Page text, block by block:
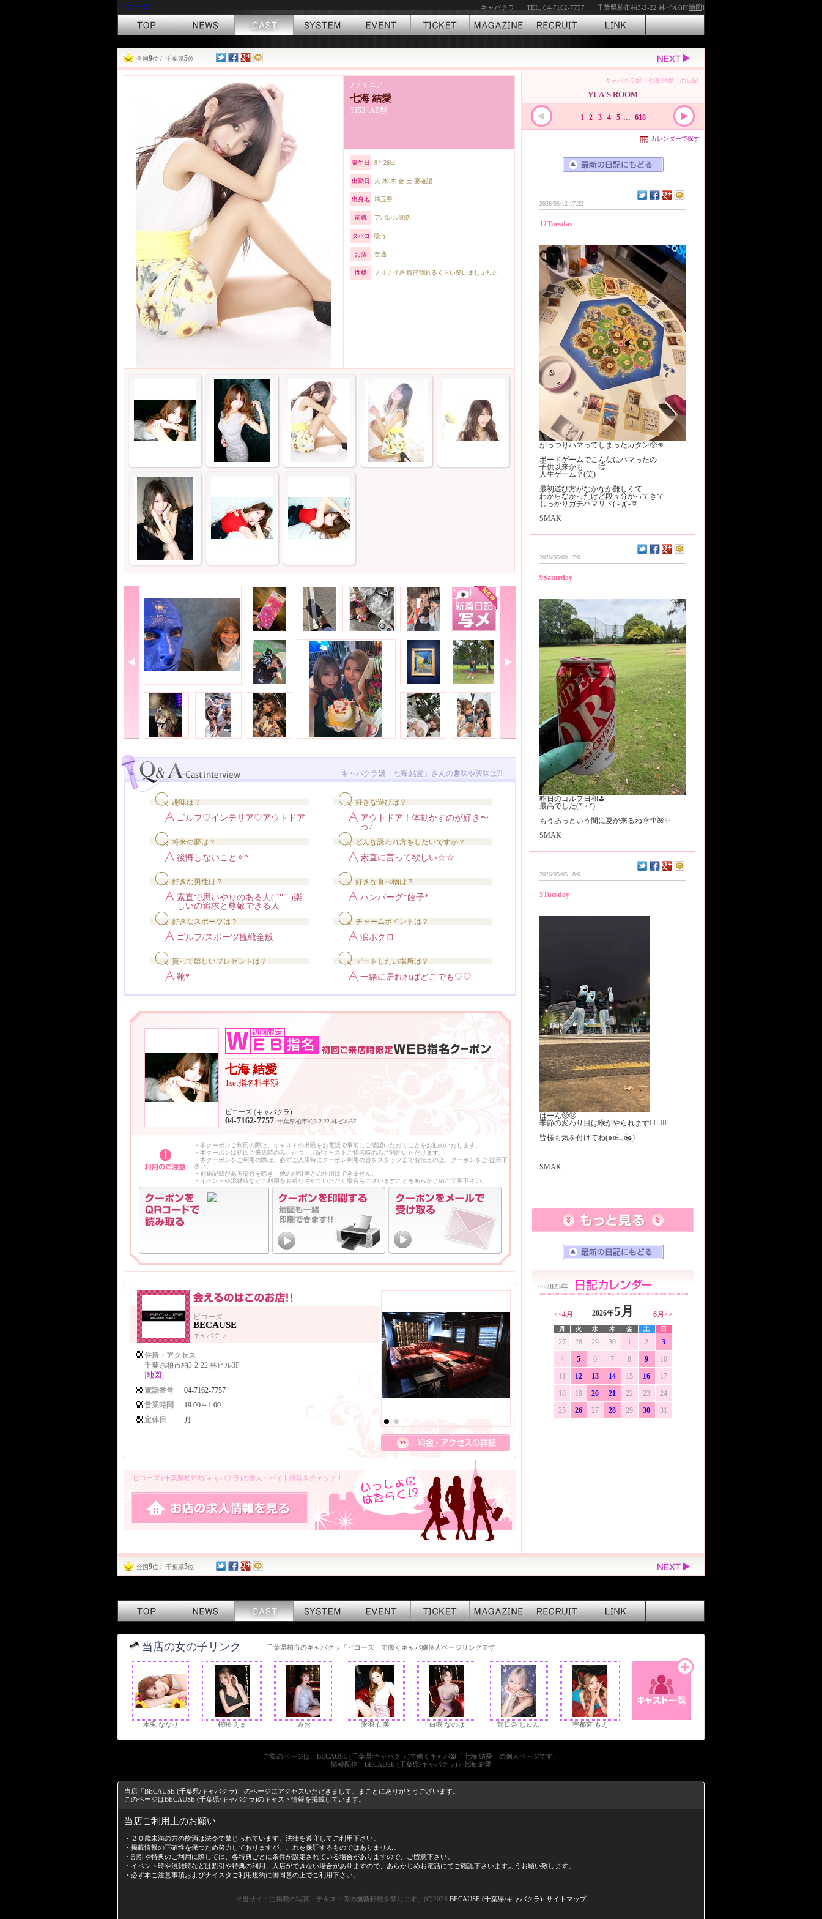
ビコーズ キャバクラ TEL: 04-7162-7757 千葉県柏市柏3-2-22 林ビル3F[地図]
全国9位 / 千葉県5位
七海 結愛
ナナミ ユア
T153 | AB型
誕生日 9月26日
出勤日 火 水 木 金 土 要確認
出身地 埼玉県
前職 アパレル関係
タバコ 吸う
お酒 普通
性格 ノリノリ系 腹筋割れるくらい笑いましょ*.☆
キャバクラ嬢「七海 結愛」さんの趣味や興味は?!
趣味は？
ゴルフ♡インテリア♡アウトドア
好きな遊びは？
アウトドア！体動かすのが好き〜
っ♪
将来の夢は？
後悔しないこと✧*
どんな誘われ方をしたいですか？
素直に言って欲しい☆☆
好きな男性は？
素直で思いやりのある人( ˘꒳​˘ )楽
しいの追求と尊敬できる人
好きな食べ物は？
ハンバーグ*餃子*
好きなスポーツは？
ゴルフ/スポーツ観戦全般
チャームポイントは？
涙ボクロ
貰って嬉しいプレゼントは？
靴*
デートしたい場所は？
一緒に居れればどこでも♡♡
七海 結愛
1set指名料半額
ビコーズ (キャバクラ)
04-7162-7757 千葉県柏市柏3-2-22 林ビル3F
・本クーポンご利用の際は、キャストの出勤をお電話で事前にご確認いただくことをお勧めいたします。
・本クーポンは初回ご来店時のみ、かつ、上記キャストご指名時のみご利用いただけます。
・本クーポンをご利用の際は、必ずご入店時にクーポン利用の旨をスタッフまでお伝えの上、クーポンをご 提示下
さい。
・別途記載がある場合を除き、他の割引等との併用はできません。
・イベントや混雑時などご利用をお断りさせていただく場合もございますことをあらかじめご了承下さい。
ビコーズ
BECAUSE
キャバクラ
住所・アクセス
千葉県柏市柏3-2-22 林ビル3F
[地図]
電話番号
04-7162-7757
営業時間
19:00～1:00
定休日
月
ビコーズ (千葉県柏市柏/キャバクラ)の求人・バイト情報をチェック！
YUA'S ROOM
キャバクラ嬢「七海 結愛」の日記
1 2 3 4 5 … 618
カレンダーで探す
2026/05/12 17:32
12Tuesday
がっつりハマってしまったカタン🥺👊
ボードゲームでこんなにハマったの
子供以来かも……🤔
人生ゲーム？(笑)
最初遊び方がなかなか難しくて
わからなかったけど段々分かってきて
しっかりガチハマリヾ( -`д´-🫶
SMAK
2026/05/09 17:01
9Saturday
昨日のゴルフ日和⛳️
最高でした(*ˊᵕˋ*)
もうあっという間に夏が来るね🌞🌴🌺✨
SMAK
2026/05/05 18:01
5Tuesday
はーん🥺🥺
季節の変わり目は喉がやられます😮‍💨😮‍💨
皆様も気を付けてね(๑o̴̶̷᷄﹏o̴̶̷̥᷅๑)
SMAK
<<2025年
2026年5月
<<4月 6月 >>
月 火 水 木 金 土 日
27 28 29 30 1 2
3
4
5 6 7 8 9
10
11
12 13 14 15 16
17
18
19 20 21 22 23
24
25
26 27 28 29 30 31
全国9位 / 千葉県5位
当店の女の子リンク 千葉県柏市のキャバクラ「ビコーズ」で働くキャバ嬢個人ページリンクです
水兎 ななせ 桜咲 えま みお 愛羽 仁美 白咲 なのは 朝日奈 じゅん 宇都宮 もえ
ご覧のページは、BECAUSE (千葉県/キャバクラ)で働くキャバ嬢「七海 結愛」の個人ページです。
情報配信：BECAUSE (千葉県/キャバクラ) / 七海 結愛
当店「BECAUSE (千葉県/キャバクラ)」のページにアクセスいただきまして、まことにありがとうございます。
このページはBECAUSE (千葉県/キャバクラ)のキャスト情報を掲載しています。
当店ご利用上のお願い
・２０歳未満の方の飲酒は法令で禁じられています。法律を遵守してご利用下さい。
・掲載情報の正確性を保つため努力しておりますが、これを保証するものではありません。
・割引や特典のご利用に際しては、各特典ごとに条件が設定されている場合がありますので、ご留意下さい。
・イベント時や混雑時などは割引や特典の利用、入店ができない場合がありますので、あらかじめお電話にてご確認下さいますようお願い致します。
・必ず本ご注意事項およびナイスタご利用規約に御同意の上でご利用下さい。
※当サイトに掲載の写真・テキスト等の無断転載を禁じます。(C)2026 BECAUSE (千葉県/キャバクラ)/ サイトマップ